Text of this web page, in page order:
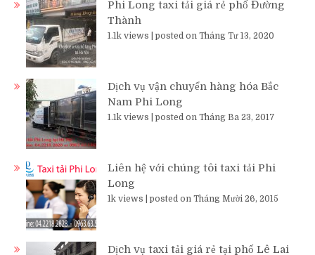
Phi Long taxi tải giá rẻ phố Đường
Thành
1.1k views posted on Tháng Tư 13, 2020
Dịch vụ vận chuyển hàng hóa Bắc
Nam Phi Long
1.1k views posted on Tháng Ba 23, 2017
Liên hệ với chúng tôi taxi tải Phi
Long
1k views posted on Tháng Mười 26, 2015
Dịch vụ taxi tải giá rẻ tại phố Lê Lai